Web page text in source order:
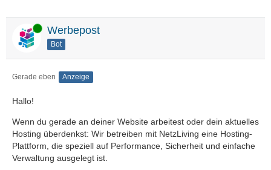
Online Werbepost
Bot
Gerade eben Anzeige
Hallo!
Wenn du gerade an deiner Website arbeitest oder dein aktuelles
Hosting überdenkst: Wir betreiben mit NetzLiving eine Hosting-
Plattform, die speziell auf Performance, Sicherheit und einfache
Verwaltung ausgelegt ist.